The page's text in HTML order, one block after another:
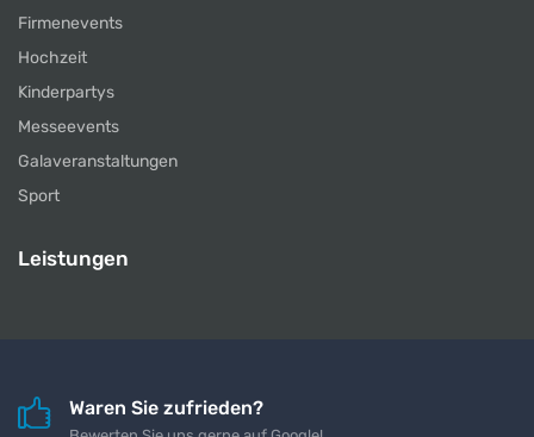
Firmenevents
Hochzeit
Kinderpartys
Messeevents
Galaveranstaltungen
Sport
Leistungen
Waren Sie zufrieden?